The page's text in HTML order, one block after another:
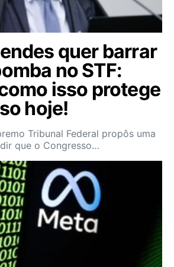
quer barrar
no STF:
isso protege
hoje!
Tribunal Federal propôs uma
que o Congresso…